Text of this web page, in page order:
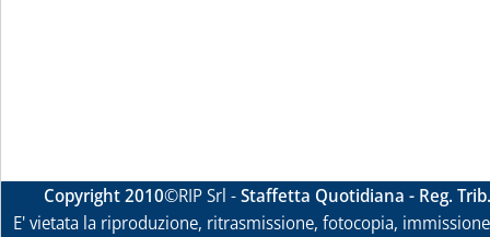
Copyright 2010©RIP Srl -Staffetta Quotidiana - Reg.
E' vietata la riproduzione, ritrasmissione, fotocopia,